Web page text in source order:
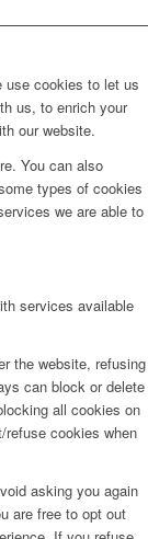
use cookies to let us
us, to enrich your
our website.
You can also
types of cookies
we are able to
services available
the website, refusing
can block or delete
all cookies on
cookies when
asking you again
are free to opt out